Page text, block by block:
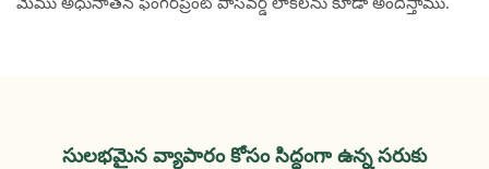
సులభమైన వ్యాపారం కోసం సిద్ధంగా ఉన్న సరుకు